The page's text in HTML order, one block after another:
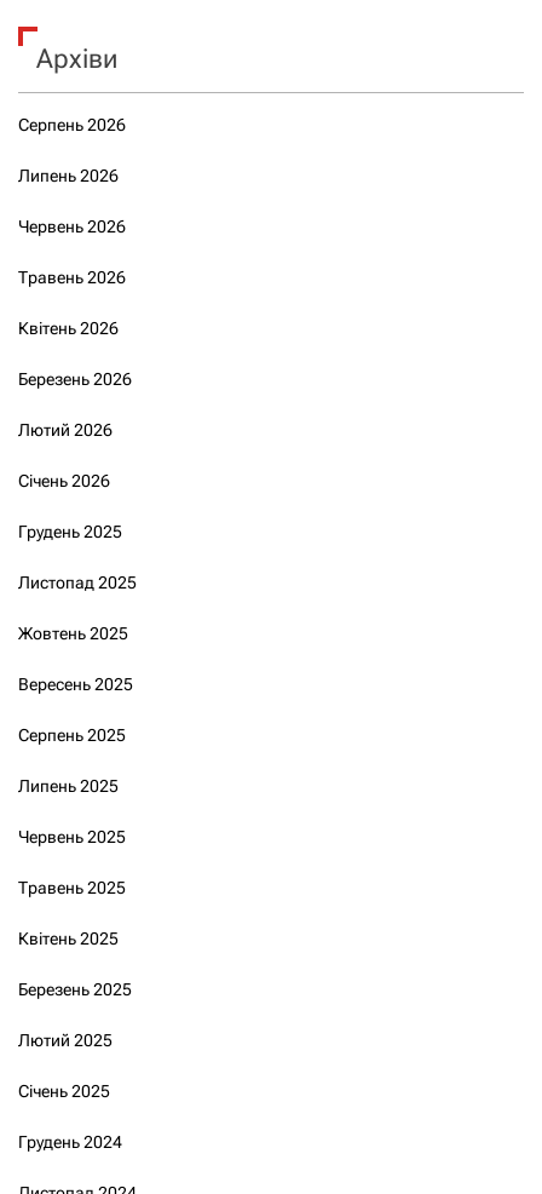
Архіви
Серпень 2026
Липень 2026
Червень 2026
Травень 2026
Квітень 2026
Березень 2026
Лютий 2026
Січень 2026
Грудень 2025
Листопад 2025
Жовтень 2025
Вересень 2025
Серпень 2025
Липень 2025
Червень 2025
Травень 2025
Квітень 2025
Березень 2025
Лютий 2025
Січень 2025
Грудень 2024